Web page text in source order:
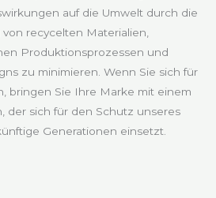
auf die Umwelt durch die
recycelten Materialien,
Produktionsprozessen und
zu minimieren. Wenn Sie sich für
bringen Sie Ihre Marke mit einem
der sich für den Schutz unseres
Generationen einsetzt.